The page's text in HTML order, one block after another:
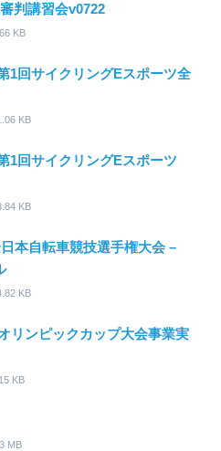
判講習会v0722
KB
1回サイクリングEスポーツ全
KB
1回サイクリングEスポーツ
KB
本自転車競技選手権大会 –
KB
リンピックカップ大会事業実
KB
MB